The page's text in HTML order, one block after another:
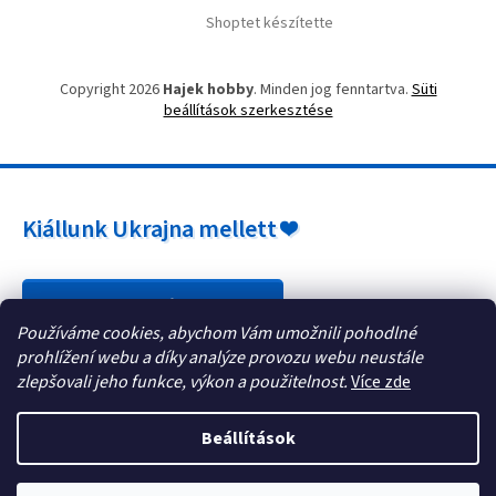
Používáme cookies, abychom Vám umožnili pohodlné
prohlížení webu a díky analýze provozu webu neustále
zlepšovali jeho funkce, výkon a použitelnost.Více zde
Beállítások
Shoptet készítette
Copyright 2026 Hajek hobby. Minden jog fenntartva.Süti
beállítások szerkesztése
Kiállunk Ukrajna mellett ❤️
Hogyan segíthet? »